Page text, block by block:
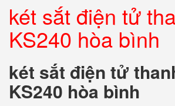
két sắt điện tử
KS240 hòa bình
két sắt điện tử
KS240 hòa bình